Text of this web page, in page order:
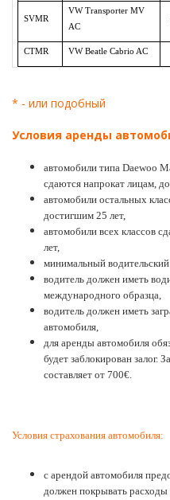
SVMR
VW Transporter MV
AC
CTMR VW Beatle Cabrio AC
* - или подобный
Условия аренды
автомобили типа Daewoo
сдаются напрокат лицам,
автомобили остальных
достигшим 25 лет,
автомобили всех классов
лет,
минимальный
водитель должен иметь
международного образца,
водитель должен иметь
автомобиля,
для аренды автомобиля
будет заблокирован залог.
составляет от 700€.
Условия страхования автомобиля:
с арендой автомобиля
должен покрывать расходы